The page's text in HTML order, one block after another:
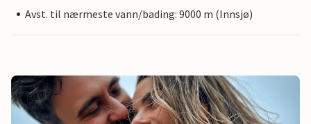
Avst. til nærmeste vann/bading: 9000 m (Innsjø)